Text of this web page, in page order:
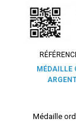
MÉDAILLE
Médaille